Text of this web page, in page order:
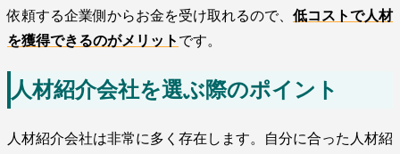
依頼する企業側からお金を受け取れるので、 低コストで人材
を獲得できるのがメリット です。
人材紹介会社を選ぶ際のポイント
人材紹介会社は非常に多く存在します。自分に合った人材紹